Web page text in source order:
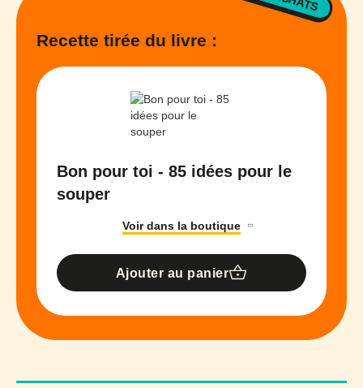
Recette tirée du livre :
Bon pour toi - 85 idées pour le
souper
Voir dans la boutique
Ajouter au panier